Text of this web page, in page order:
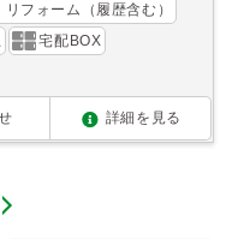
リフォーム（履歴含む）
宅配BOX
詳細を見る